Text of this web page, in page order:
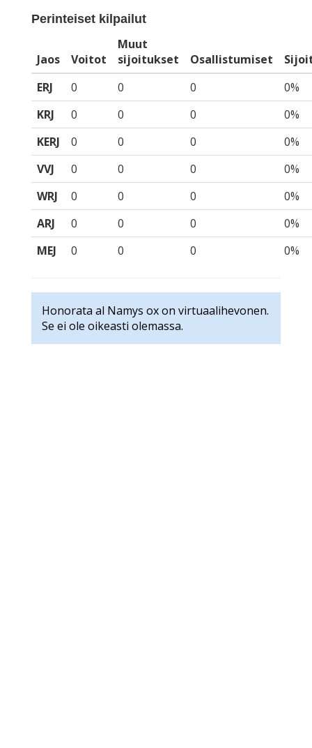
Perinteiset kilpailut
Jaos Voitot
Muut
sijoitukset
Osallistumiset
ERJ
0 0 0
0%
KRJ
0 0 0
0%
KERJ
0 0 0
0%
VVJ
0 0 0
0%
WRJ
0 0 0
0%
ARJ
0 0 0
0%
MEJ
0 0 0 0%
Honorata al Namys ox on virtuaalihevonen.
Se ei ole oikeasti olemassa.